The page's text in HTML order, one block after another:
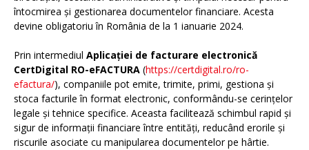
întocmirea și gestionarea documentelor financiare. Acesta
devine obligatoriu în România de la 1 ianuarie 2024.
Prin intermediul Aplicației de facturare electronică
CertDigital RO-eFACTURA (https://certdigital.ro/ro-
efactura/), companiile pot emite, trimite, primi, gestiona și
stoca facturile în format electronic, conformându-se cerințelor
legale și tehnice specifice. Aceasta facilitează schimbul rapid și
sigur de informații financiare între entități, reducând erorile și
riscurile asociate cu manipularea documentelor pe hârtie.